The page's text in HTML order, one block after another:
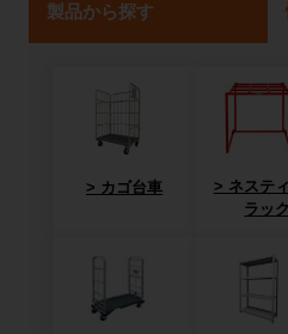
製品から探す
カゴ台車
ネステ
ラック